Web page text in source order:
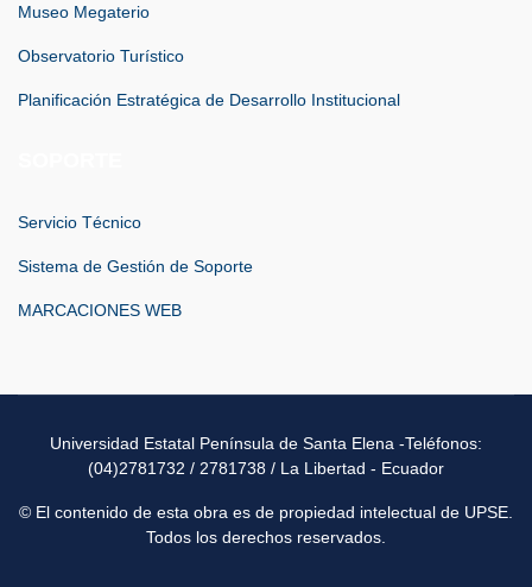
Museo Megaterio
Observatorio Turístico
Planificación Estratégica de Desarrollo Institucional
Servicio Técnico
Sistema de Gestión de Soporte
MARCACIONES WEB
Universidad Estatal Península de Santa Elena -Teléfonos:
(04)2781732 / 2781738 / La Libertad - Ecuador
© El contenido de esta obra es de propiedad intelectual de UPSE.
Todos los derechos reservados.